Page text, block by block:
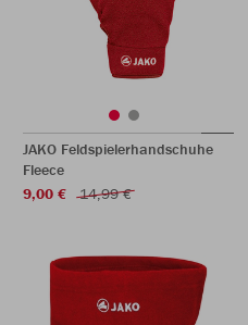
JAKO Feldspielerhandschuhe
Fleece
9,00 €
14,99 €